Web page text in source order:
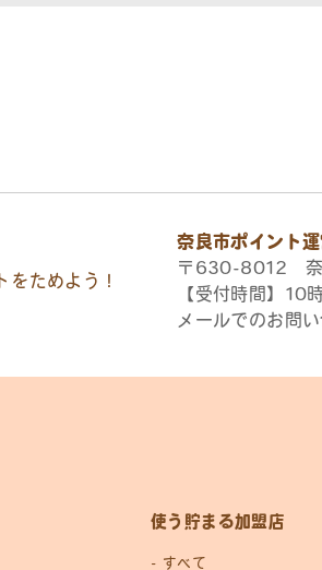
をためよう！
奈良市ポイント
〒630-8012 奈
【受付時間】10
メールでのお問
使う貯まる加盟店
すべて